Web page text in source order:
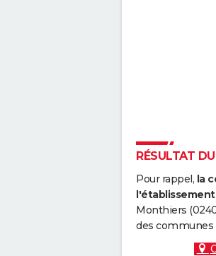
RÉSULTAT
Pour rappel, la
Monthiers
des communes